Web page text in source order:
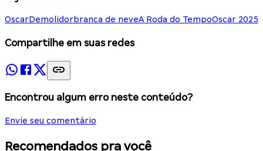
OscarDemolidorbranca de neveA Roda do TempoOscar 2025
Compartilhe em suas redes
Encontrou algum erro neste conteúdo?
Envie seu comentário
Recomendados pra você